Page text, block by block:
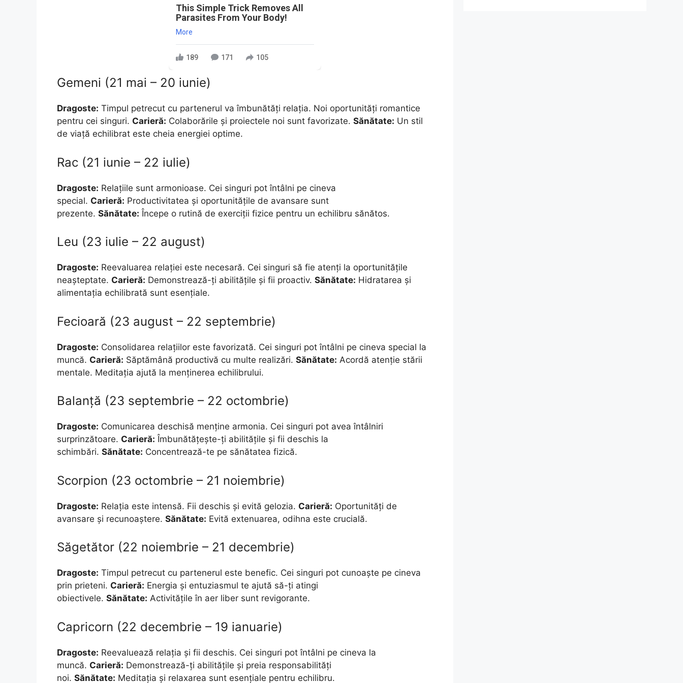
This Simple Trick Removes All
Parasites From Your Body!
More
189 171 105
Gemeni (21 mai – 20 iunie)
Dragoste: Timpul petrecut cu partenerul va îmbunătăți relația. Noi oportunități romantice
pentru cei singuri. Carieră: Colaborările și proiectele noi sunt favorizate. Sănătate: Un stil
de viață echilibrat este cheia energiei optime.
Rac (21 iunie – 22 iulie)
Dragoste: Relațiile sunt armonioase. Cei singuri pot întâlni pe cineva
special. Carieră: Productivitatea și oportunitățile de avansare sunt
prezente. Sănătate: Începe o rutină de exerciții fizice pentru un echilibru sănătos.
Leu (23 iulie – 22 august)
Dragoste: Reevaluarea relației este necesară. Cei singuri să fie atenți la oportunitățile
neașteptate. Carieră: Demonstrează-ți abilitățile și fii proactiv. Sănătate: Hidratarea și
alimentația echilibrată sunt esențiale.
Fecioară (23 august – 22 septembrie)
Dragoste: Consolidarea relațiilor este favorizată. Cei singuri pot întâlni pe cineva special la
muncă. Carieră: Săptămână productivă cu multe realizări. Sănătate: Acordă atenție stării
mentale. Meditația ajută la menținerea echilibrului.
Balanță (23 septembrie – 22 octombrie)
Dragoste: Comunicarea deschisă menține armonia. Cei singuri pot avea întâlniri
surprinzătoare. Carieră: Îmbunătățește-ți abilitățile și fii deschis la
schimbări. Sănătate: Concentrează-te pe sănătatea fizică.
Scorpion (23 octombrie – 21 noiembrie)
Dragoste: Relația este intensă. Fii deschis și evită gelozia. Carieră: Oportunități de
avansare și recunoaștere. Sănătate: Evită extenuarea, odihna este crucială.
Săgetător (22 noiembrie – 21 decembrie)
Dragoste: Timpul petrecut cu partenerul este benefic. Cei singuri pot cunoaște pe cineva
prin prieteni. Carieră: Energia și entuziasmul te ajută să-ți atingi
obiectivele. Sănătate: Activitățile în aer liber sunt revigorante.
Capricorn (22 decembrie – 19 ianuarie)
Dragoste: Reevaluează relația și fii deschis. Cei singuri pot întâlni pe cineva la
muncă. Carieră: Demonstrează-ți abilitățile și preia responsabilități
noi. Sănătate: Meditația și relaxarea sunt esențiale pentru echilibru.